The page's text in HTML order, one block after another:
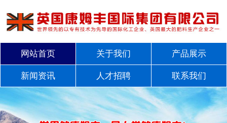
网站首页 关于我们 产品展示
新闻资讯 人才招聘 联系我们